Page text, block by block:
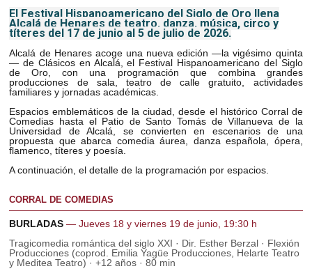
El Festival Hispanoamericano del Siglo de Oro llena
Alcalá de Henares de teatro, danza, música, circo y
títeres del 17 de junio al 5 de julio de 2026.
Alcalá de Henares acoge una nueva edición —la vigésimo quinta
— de Clásicos en Alcalá, el Festival Hispanoamericano del Siglo
de Oro, con una programación que combina grandes
producciones de sala, teatro de calle gratuito, actividades
familiares y jornadas académicas.
Espacios emblemáticos de la ciudad, desde el histórico Corral de
Comedias hasta el Patio de Santo Tomás de Villanueva de la
Universidad de Alcalá, se convierten en escenarios de una
propuesta que abarca comedia áurea, danza española, ópera,
flamenco, títeres y poesía.
A continuación, el detalle de la programación por espacios.
CORRAL DE COMEDIAS
BURLADAS — Jueves 18 y viernes 19 de junio, 19:30 h
Tragicomedia romántica del siglo XXI · Dir. Esther Berzal · Flexión
Producciones (coprod. Emilia Yagüe Producciones, Helarte Teatro
y Meditea Teatro) · +12 años · 80 min